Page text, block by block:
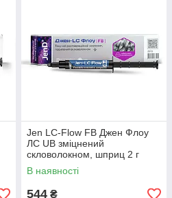
Jen LC-Flow FB Джен Флоу
ЛС UB зміцнений
скловолокном, шприц 2 г
В наявності
544 ₴